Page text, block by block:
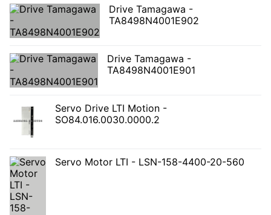
Drive Tamagawa -
TA8498N4001E902
Drive Tamagawa -
TA8498N4001E901
Servo Drive LTI Motion -
SO84.016.0030.0000.2
Servo Motor LTI - LSN-158-4400-20-560